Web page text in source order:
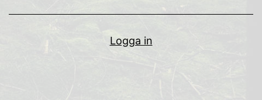
Logga in